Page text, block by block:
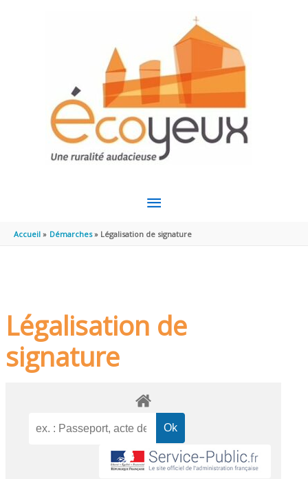
MENU
PRINCIPAL
Accueil Démarches Légalisation de signature
Légalisation de
signature